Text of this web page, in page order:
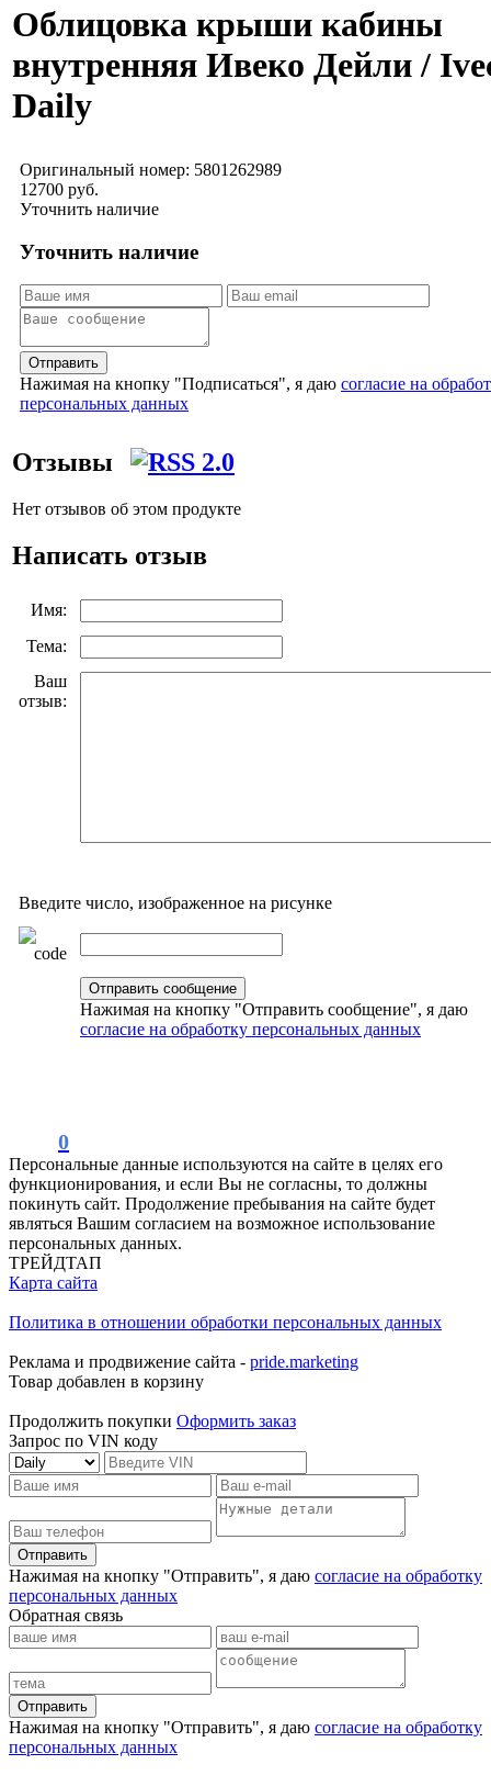
Облицовка крыши кабины
внутренняя Ивеко Дейли /
Daily
Оригинальный номер: 5801262989
12700 руб.
Уточнить наличие
Уточнить наличие
Отправить
Нажимая на кнопку "Подписаться", я даю согласие на
персональных данных
Отзывы
Нет отзывов об этом продукте
Написать отзыв
Имя:
Тема:
Ваш
отзыв:
Введите число, изображенное на рисунке
Нажимая на кнопку "Отправить сообщение", я даю
согласие на обработку персональных данных
0
Персональные данные используются на сайте в целях его
функционирования, и если Вы не согласны, то должны
покинуть сайт. Продолжение пребывания на сайте будет
являться Вашим согласием на возможное использование
персональных данных.
ТРЕЙДТАП
Карта сайта
Политика в отношении обработки персональных данных
Реклама и продвижение сайта - pride.marketing
Товар добавлен в корзину
Продолжить покупки Оформить заказ
Запрос по VIN коду
Отправить
Нажимая на кнопку "Отправить", я даю согласие на обработку
персональных данных
Обратная связь
Отправить
Нажимая на кнопку "Отправить", я даю согласие на обработку
персональных данных